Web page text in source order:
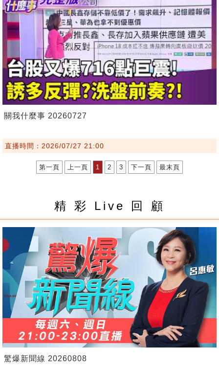
關我什麼事 20260727
直播時間：2026/07/27 21:00
第一頁 上一頁 1 2 3 下一頁 最末頁
精 彩 Live 回 顧
驚爆新聞線 20260808